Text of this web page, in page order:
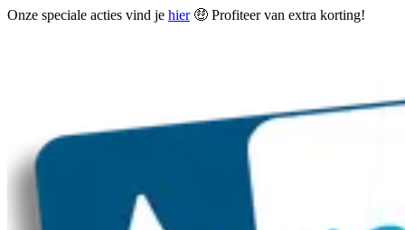
Onze speciale acties vind je hier🤑 Profiteer van extra korting!